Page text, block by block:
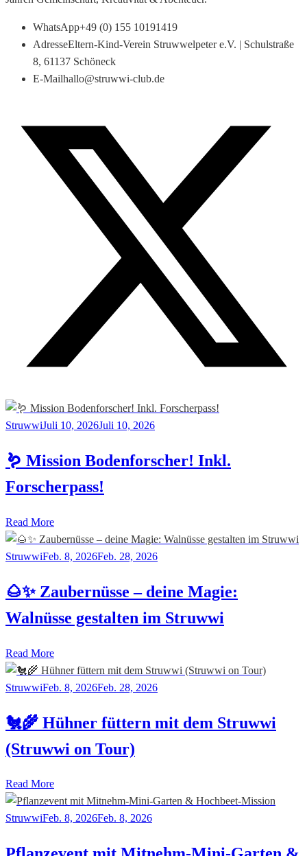
WhatsApp+49 (0) 155 10191419
AdresseEltern-Kind-Verein Struwwelpeter e.V. | Schulstraße
8, 61137 Schöneck
E-Mailhallo@struwwi-club.de
StruwwiJuli 10, 2026Juli 10, 2026
🪱 Mission Bodenforscher! Inkl.
Forscherpass!
Read More
StruwwiFeb. 8, 2026Feb. 28, 2026
🌰✨ Zaubernüsse – deine Magie:
Walnüsse gestalten im Struwwi
Read More
StruwwiFeb. 8, 2026Feb. 28, 2026
🐔🌾 Hühner füttern mit dem Struwwi
(Struwwi on Tour)
Read More
StruwwiFeb. 8, 2026Feb. 8, 2026